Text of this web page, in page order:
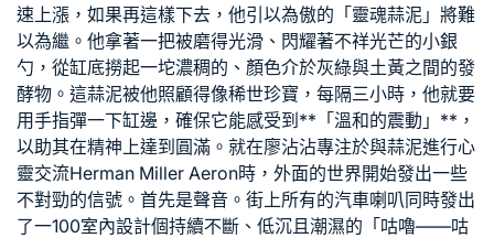
速上漲，如果再這樣下去，他引以為傲的「靈魂蒜泥」將難
以為繼。他拿著一把被磨得光滑、閃耀著不祥光芒的小銀
勺，從缸底撈起一坨濃稠的、顏色介於灰綠與土黃之間的發
酵物。這蒜泥被他照顧得像稀世珍寶，每隔三小時，他就要
用手指彈一下缸邊，確保它能感受到**「溫和的震動」**，
以助其在精神上達到圓滿。就在廖沾沾專注於與蒜泥進行心
靈交流Herman Miller Aeron時，外面的世界開始發出一些
不對勁的信號。首先是聲音。街上所有的汽車喇叭同時發出
了一100室內設計個持續不斷、低沉且潮濕的「咕嚕——咕